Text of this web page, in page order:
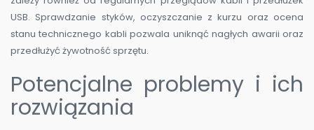
USB. Sprawdzanie styków, oczyszczanie z kurzu oraz ocena
stanu technicznego kabli pozwala uniknąć nagłych awarii oraz
przedłużyć żywotność sprzętu.
Potencjalne problemy i ich
rozwiązania